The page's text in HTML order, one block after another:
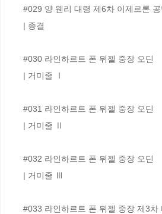
#029 양 웬리 대령 제6차 이제르론 공
| 종결
#030 라인하르트 폰 뮈젤 중장 오딘
| 거미줄 Ⅰ
#031 라인하르트 폰 뮈젤 중장 오딘
| 거미줄 Ⅱ
#032 라인하르트 폰 뮈젤 중장 오딘
| 거미줄 Ⅲ
#033 라인하르트 폰 뮈젤 중장 제3차